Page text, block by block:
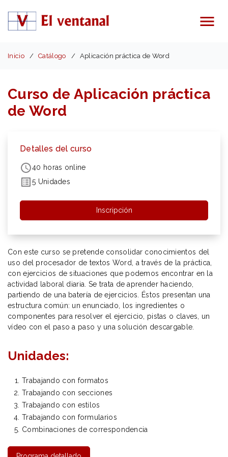
Menú
Inicio Catálogo Aplicación práctica de Word
Curso de Aplicación práctica
de Word
Detalles del curso
40 horas online
5 Unidades
Inscripción
Con este curso se pretende consolidar conocimientos del
uso del procesador de textos Word, a través de la práctica,
con ejercicios de situaciones que podemos encontrar en la
actividad laboral diaria. Se trata de aprender haciendo,
partiendo de una batería de ejercicios. Éstos presentan una
estructura común: un enunciado, los ingredientes o
componentes para resolver el ejercicio, pistas o claves, un
vídeo con el paso a paso y una solución descargable.
Unidades:
Trabajando con formatos
Trabajando con secciones
Trabajando con estilos
Trabajando con formularios
Combinaciones de correspondencia